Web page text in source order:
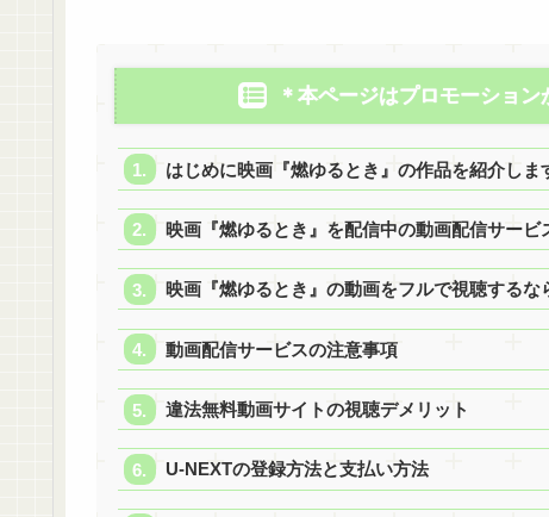
＊本ページはプロモーショ
はじめに映画『燃ゆるとき』の作品を紹介しま
映画『燃ゆるとき』を配信中の動画配信サービ
映画『燃ゆるとき』の動画をフルで視聴するな
動画配信サービスの注意事項
違法無料動画サイトの視聴デメリット
U-NEXTの登録方法と支払い方法